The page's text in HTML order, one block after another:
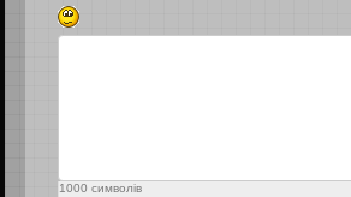
1000 символів